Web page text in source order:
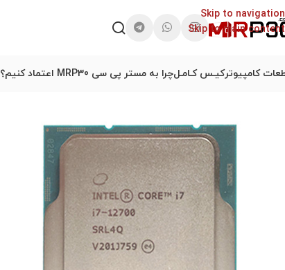
Skip to navigation
Skip to main content
کامپیوترکیـس کـامـلچرا به مستر پی سی MRP30 اعتماد کنیم؟